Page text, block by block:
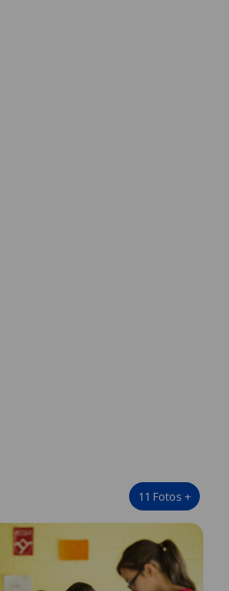
11 Fotos +